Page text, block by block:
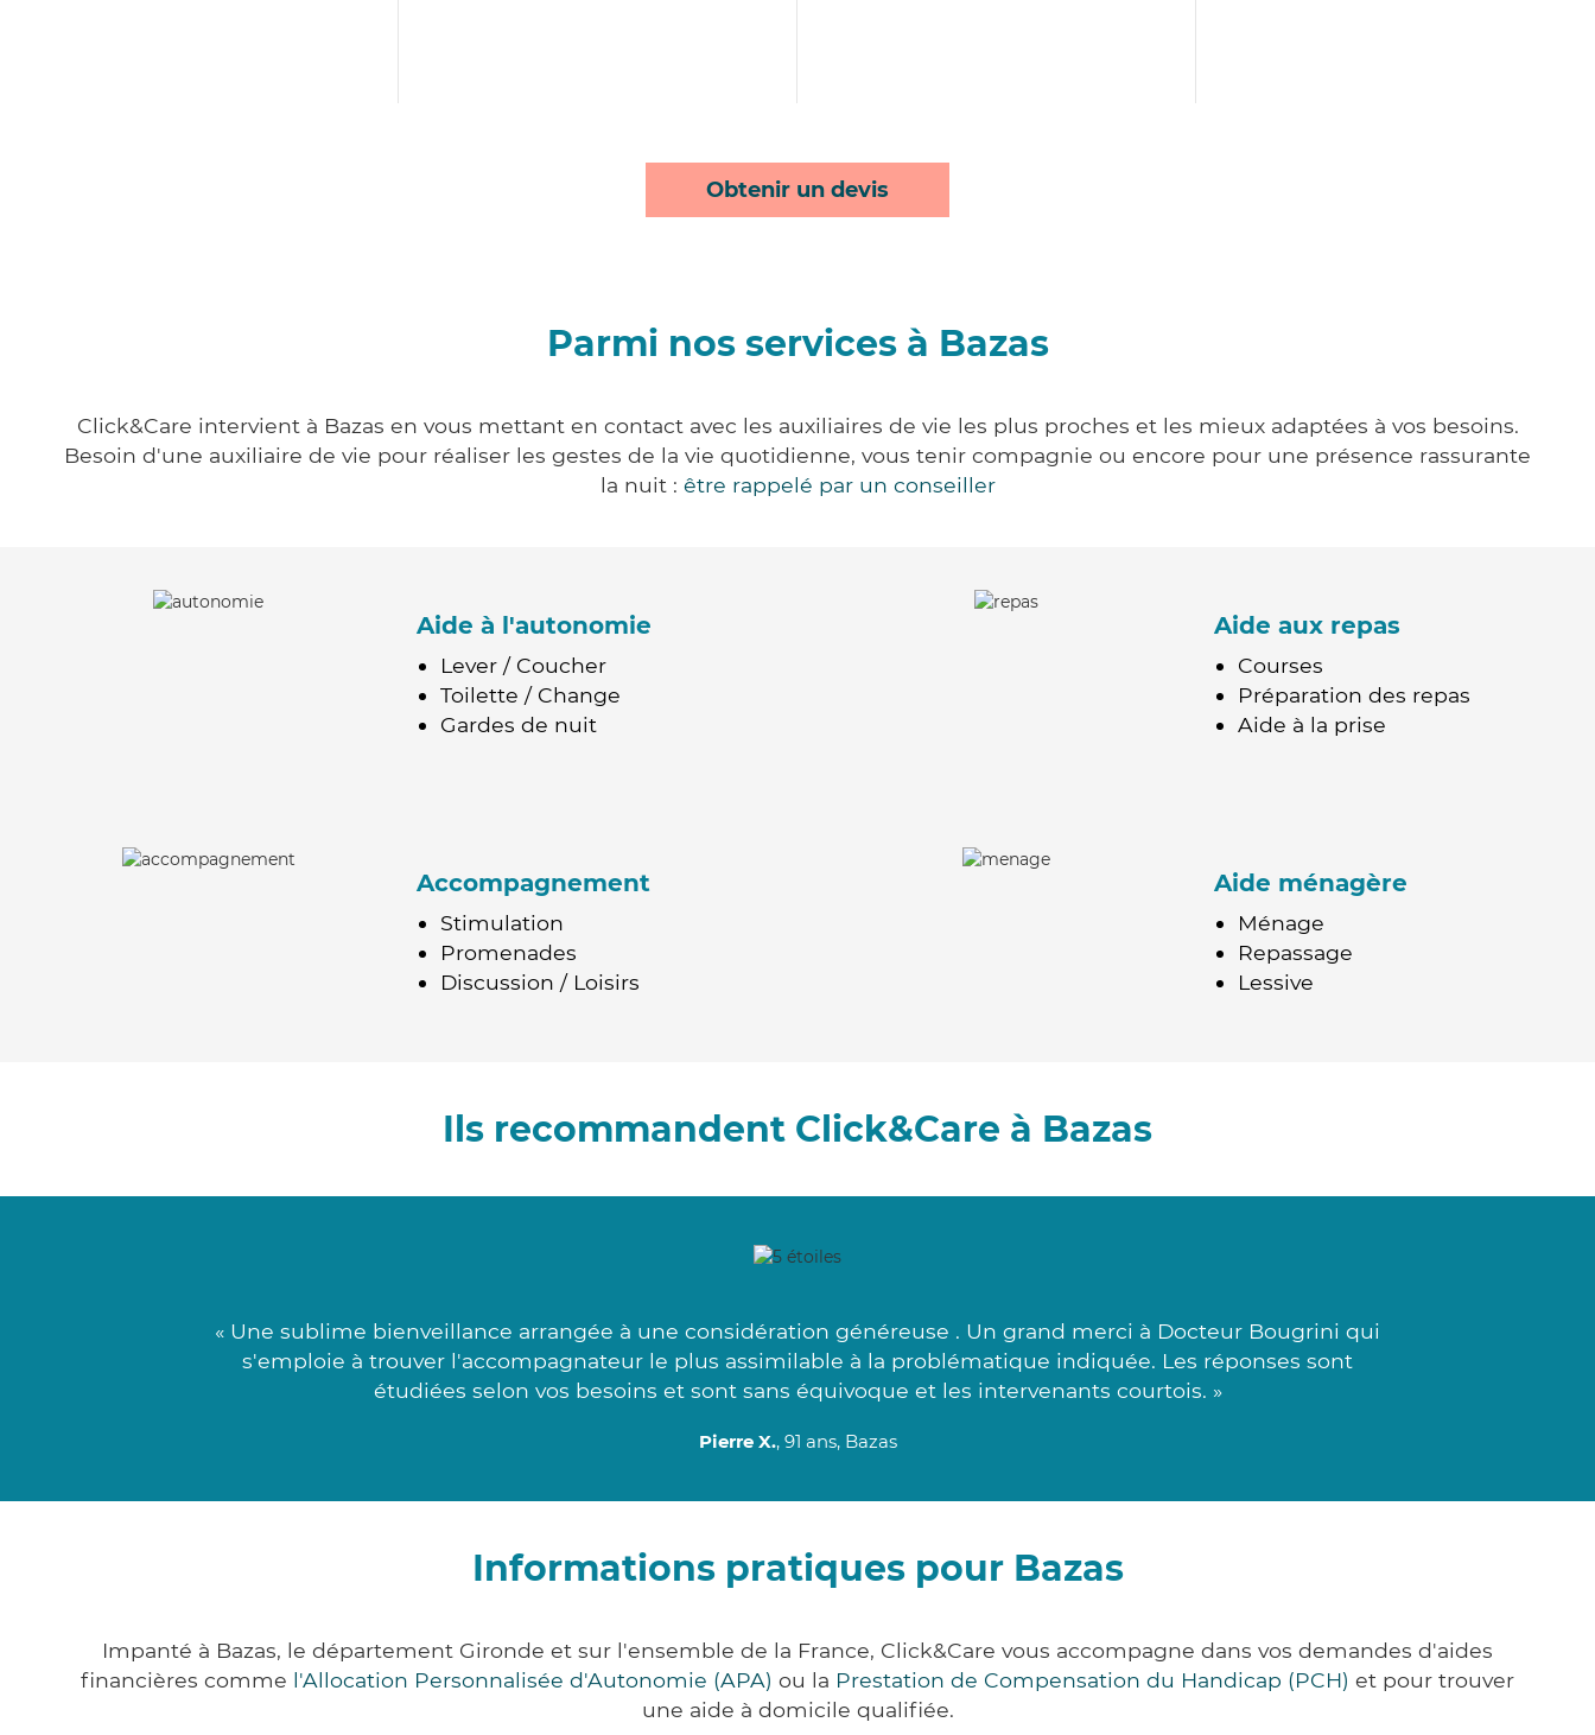
Obtenir un devis
Parmi nos services à Bazas
Click&Care intervient à Bazas en vous mettant en contact avec les auxiliaires de vie les plus proches et les mieux adaptées à vos besoins.
Besoin d'une auxiliaire de vie pour réaliser les gestes de la vie quotidienne, vous tenir compagnie ou encore pour une présence rassurante
la nuit : être rappelé par un conseiller
Aide à l'autonomie
Lever / Coucher
Toilette / Change
Gardes de nuit
Aide aux repas
Courses
Préparation des repas
Aide à la prise
Accompagnement
Stimulation
Promenades
Discussion / Loisirs
Aide ménagère
Ménage
Repassage
Lessive
Ils recommandent Click&Care à Bazas
« Une sublime bienveillance arrangée à une considération généreuse . Un grand merci à Docteur Bougrini qui
s'emploie à trouver l'accompagnateur le plus assimilable à la problématique indiquée. Les réponses sont
étudiées selon vos besoins et sont sans équivoque et les intervenants courtois. »
Pierre X., 91 ans, Bazas
Informations pratiques pour Bazas
Impanté à Bazas, le département Gironde et sur l'ensemble de la France, Click&Care vous accompagne dans vos demandes d'aides
financières comme l'Allocation Personnalisée d'Autonomie (APA) ou la Prestation de Compensation du Handicap (PCH) et pour trouver
une aide à domicile qualifiée.